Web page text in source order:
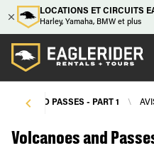
LOCATIONS ET CIRCUITS
Harley, Yamaha, BMW et plus
AND PASSES - PART 1 \
Volcanoes and